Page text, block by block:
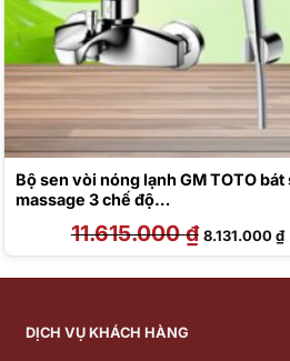
Bộ sen vòi nóng lạnh GM TOTO bát
massage 3 chế độ
11.615.000₫ Giá
gốc
là:
8.131.000₫
DỊCH VỤ KHÁCH HÀNG